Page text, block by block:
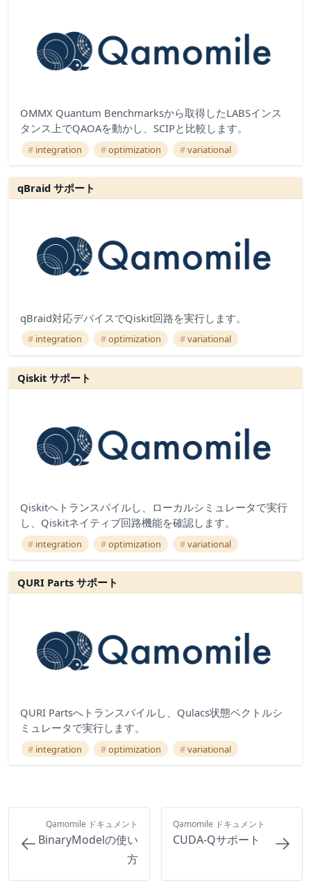
OMMX Quantum Benchmarksから取得したLABSインス
タンス上でQAOAを動かし、SCIPと比較します。
integration optimization variational
qBraid サポート
qBraid対応デバイスでQiskit回路を実行します。
integration optimization variational
Qiskit サポート
Qiskitへトランスパイルし、ローカルシミュレータで実行
し、Qiskitネイティブ回路機能を確認します。
integration optimization variational
QURI Parts サポート
QURI Partsへトランスパイルし、Qulacs状態ベクトルシ
ミュレータで実行します。
integration optimization variational
Qamomile ドキュメント
BinaryModelの使い
方
Qamomile ドキュメント
CUDA-Qサポート